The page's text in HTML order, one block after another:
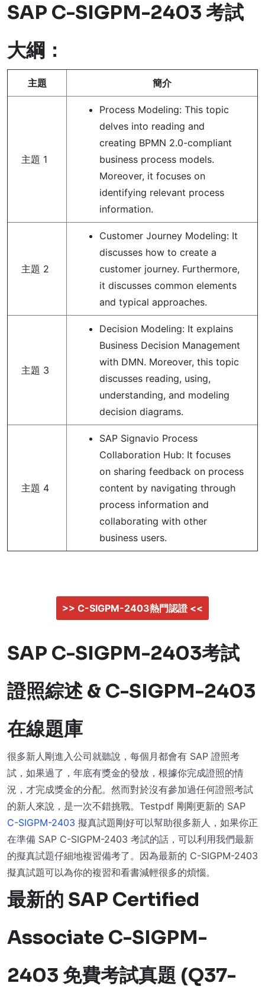
SAP C-SIGPM-2403 考試
大綱：
主題 簡介
主題 1
Process Modeling: This topic
delves into reading and
creating BPMN 2.0-compliant
business process models.
Moreover, it focuses on
identifying relevant process
information.
主題 2
Customer Journey Modeling: It
discusses how to create a
customer journey. Furthermore,
it discusses common elements
and typical approaches.
主題 3
Decision Modeling: It explains
Business Decision Management
with DMN. Moreover, this topic
discusses reading, using,
understanding, and modeling
decision diagrams.
主題 4
SAP Signavio Process
Collaboration Hub: It focuses
on sharing feedback on process
content by navigating through
process information and
collaborating with other
business users.
>> C-SIGPM-2403熱門認證 <<
SAP C-SIGPM-2403考試
證照綜述 & C-SIGPM-2403
在線題庫
很多新人剛進入公司就聽說，每個月都會有 SAP 證照考
試，如果過了，年底有獎金的發放，根據你完成證照的情
況，才完成獎金的分配。然而對於沒有參加過任何證照考試
的新人來說，是一次不錯挑戰。Testpdf 剛剛更新的 SAP
C-SIGPM-2403 擬真試題剛好可以幫助很多新人，如果你正
在準備 SAP C-SIGPM-2403 考試的話，可以利用我們最新
的擬真試題仔細地複習備考了。因為最新的 C-SIGPM-2403
擬真試題可以為你的複習和看書減輕很多的煩惱。
最新的 SAP Certified
Associate C-SIGPM-
2403 免費考試真題 (Q37-